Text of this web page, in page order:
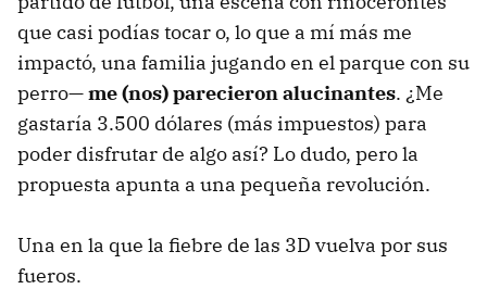
que casi podías tocar o, lo que a mí más me
impactó, una familia jugando en el parque con su
perro—me (nos) parecieron alucinantes. ¿Me
gastaría 3.500 dólares (más impuestos) para
poder disfrutar de algo así? Lo dudo, pero la
propuesta apunta a una pequeña revolución.
Una en la que la fiebre de las 3D vuelva por sus
fueros.